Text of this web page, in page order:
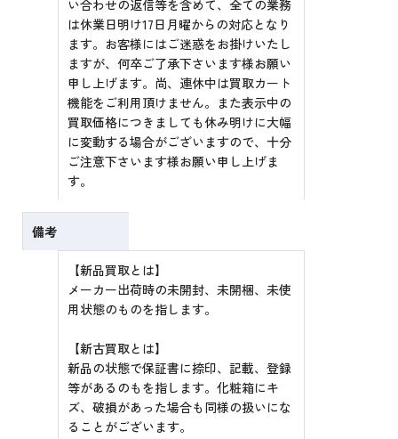
い合わせの返信等を含めて、全ての業務
は休業日明け17日月曜からの対応となり
ます。お客様にはご迷惑をお掛けいたし
ますが、何卒ご了承下さいます様お願い
申し上げます。尚、連休中は買取カート
機能をご利用頂けません。また表示中の
買取価格につきましても休み明けに大幅
に変動する場合がございますので、十分
ご注意下さいます様お願い申し上げま
す。
備考
【新品買取とは】
メーカー出荷時の未開封、未開梱、未使
用状態のものを指します。
【新古買取とは】
新品の状態で保証書に捺印、記載、登録
等があるのもを指します。化粧箱にキ
ズ、破損があった場合も同様の扱いにな
ることがございます。